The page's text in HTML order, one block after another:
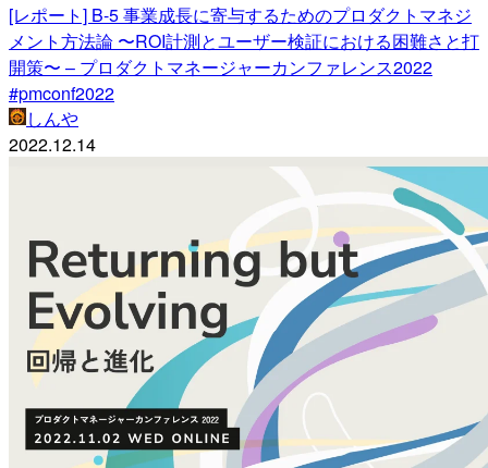
[レポート] B-5 事業成長に寄与するためのプロダクトマネジ
メント方法論 〜ROI計測とユーザー検証における困難さと打
開策〜 – プロダクトマネージャーカンファレンス2022
#pmconf2022
しんや
2022.12.14